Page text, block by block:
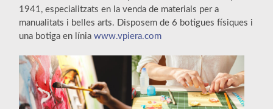
1941, especialitzats en la venda de materials per a
manualitats i belles arts. Disposem de 6 botigues físiques i
una botiga en líniawww.vpiera.com